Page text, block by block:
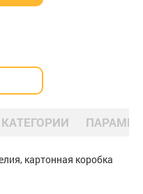
КАТЕГОРИИ
картонная коробка